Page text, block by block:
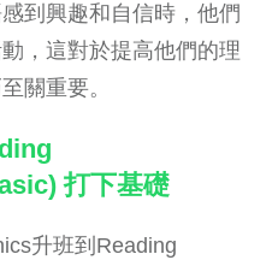
到興趣和自信時，他們
，這對於提高他們的理
關重要。
打下基礎
升班到Reading